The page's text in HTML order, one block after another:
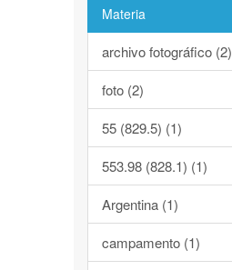
Materia
archivo fotográfico (2)
foto (2)
55 (829.5) (1)
553.98 (828.1) (1)
Argentina (1)
campamento (1)